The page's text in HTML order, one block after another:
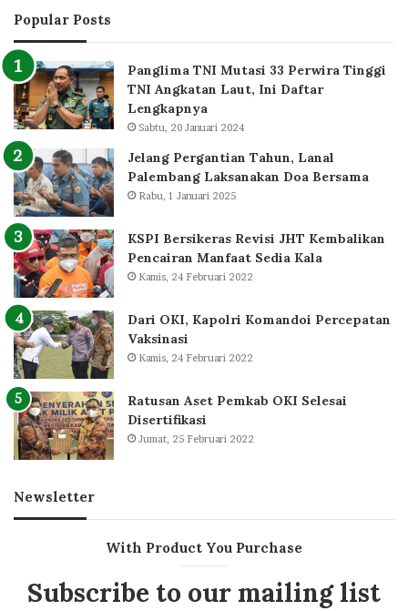
Popular Posts
Panglima TNI Mutasi 33 Perwira Tinggi
TNI Angkatan Laut, Ini Daftar
Lengkapnya
Sabtu, 20 Januari 2024
Jelang Pergantian Tahun, Lanal
Palembang Laksanakan Doa Bersama
Rabu, 1 Januari 2025
KSPI Bersikeras Revisi JHT Kembalikan
Pencairan Manfaat Sedia Kala
Kamis, 24 Februari 2022
Dari OKI, Kapolri Komandoi Percepatan
Vaksinasi
Kamis, 24 Februari 2022
Ratusan Aset Pemkab OKI Selesai
Disertifikasi
Jumat, 25 Februari 2022
Newsletter
With Product You Purchase
Subscribe to our mailing list